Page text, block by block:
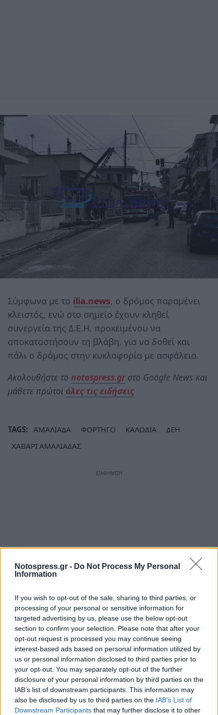
Notospress.gr - Do Not Process My Personal
Information
If you wish to opt-out of the sale, sharing to third parties, or
processing of your personal or sensitive information for
targeted advertising by us, please use the below opt-out
section to confirm your selection. Please note that after your
opt-out request is processed you may continue seeing
interest-based ads based on personal information utilized by
us or personal information disclosed to third parties prior to
your opt-out. You may separately opt-out of the further
disclosure of your personal information by third parties on the
IAB’s list of downstream participants. This information may
also be disclosed by us to third parties on the IAB’s List of
Downstream Participants that may further disclose it to other
Σύμφωνα με το ilia.news, o δρόμος παραμένει
κλειστός, ενώ στο σημείο έχουν κληθεί
συνεργεία της Δ.Ε.Η. προκειμένου να
αποκαταστήσουν τη βλάβη, για να δοθεί και
πάλι ο δρόμος στην κυκλοφορία με ασφάλεια.
Ακολουθήστε το notospress.grστο Google News και
μάθετε πρώτοι όλες τις ειδήσεις
TAGS: ΑΜΑΛΙΑΔΑ ΦΟΡΤΗΓΟ ΚΑΛΩΔΙΑ
ΔΕΗ
ΧΑΒΑΡΙ ΑΜΑΛΙΑΔΑΣ